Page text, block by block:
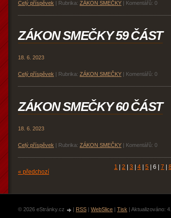
Celý příspěvek | Rubrika: ZÁKON SMEČKY | Komentářů: 0
ZÁKON SMEČKY 59 ČÁST
18. 6. 2023
Celý příspěvek | Rubrika: ZÁKON SMEČKY | Komentářů: 0
ZÁKON SMEČKY 60 ČÁST
18. 6. 2023
Celý příspěvek | Rubrika: ZÁKON SMEČKY | Komentářů: 0
« předchozí
1 | 2 | 3 | 4 | 5 | 6 | 7 | 8
© 2026 eStránky.cz | RSS | WebSlice | Tisk | Aktualizováno: